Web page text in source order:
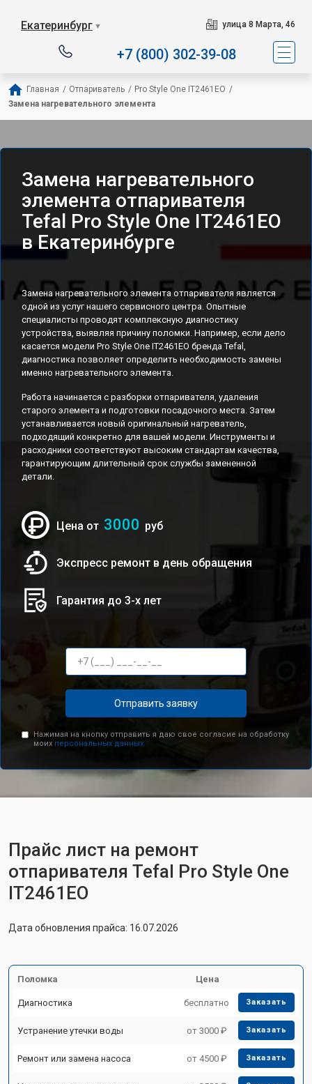
Екатеринбург ▼ улица 8 Марта, 46
+7 (800) 302-39-08
Главная / Отпариватель / Pro Style One IT2461ЕО /
Замена нагревательного элемента
Замена нагревательного
элемента отпаривателя
Tefal Pro Style One IT2461ЕО
в Екатеринбурге
Замена нагревательного элемента отпаривателя является
одной из услуг нашего сервисного центра. Опытные
специалисты проводят комплексную диагностику
устройства, выявляя причину поломки. Например, если дело
касается модели Pro Style One IT2461ЕО бренда Tefal,
диагностика позволяет определить необходимость замены
именно нагревательного элемента.
Работа начинается с разборки отпаривателя, удаления
старого элемента и подготовки посадочного места. Затем
устанавливается новый оригинальный нагреватель,
подходящий конкретно для вашей модели. Инструменты и
расходники соответствуют высоким стандартам качества,
гарантирующим длительный срок службы замененной
детали.
Цена от 3000 руб
Экспресс ремонт в день обращения
Гарантия до 3-х лет
Отправить заявку
Нажимая на кнопку отправить я даю свое согласие на обработку
моих персональных данных.
Прайс лист на ремонт
отпаривателя Tefal Pro Style One
IT2461ЕО
Дата обновления прайса: 16.07.2026
Поломка Цена
Диагностика бесплатно Заказать
Устранение утечки воды от 3000 ₽ Заказать
Ремонт или замена насоса от 4500 ₽ Заказать